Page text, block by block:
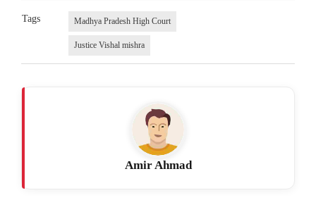
Tags Madhya Pradesh High Court
Justice Vishal mishra
Amir Ahmad